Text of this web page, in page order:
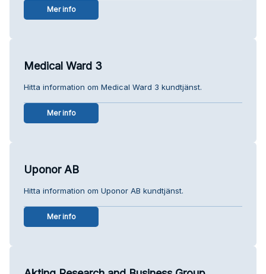
Mer info
Medical Ward 3
Hitta information om Medical Ward 3 kundtjänst.
Mer info
Uponor AB
Hitta information om Uponor AB kundtjänst.
Mer info